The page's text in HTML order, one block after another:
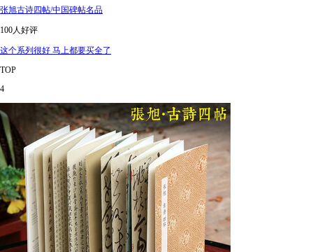
张旭古诗四帖/中国碑帖名品
100人好评
这个系列很好 马上都要买全了
TOP
4